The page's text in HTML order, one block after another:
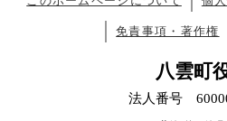
免責事項・著作権
八雲町
法人番号